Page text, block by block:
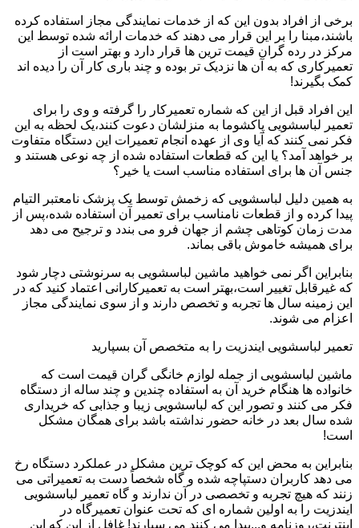
برخی از افراد بدون این که از خدمات نمایندگی مجاز استفاده کرده
باشند،مبنا را بر این قرار می دهند که خدمات ارائه شده توسط این
مرکز در رده گران قیمت ترین ها قرار دارد و بهتر است از
تعمیرکاری که به آن ها نزدیک تر بوده و چند باری کار آن را دیده اند
کمک بگیرند!
این افراد قبل از این که شماره تعمیرکار را گرفته و وی را برای
تعمیر لباسشویی پاکشوما به منزلشان دعوت کنند،یک لحظه به این
فکر نمی کنند که آیا وی از عهده انجام تعمیرات این دستگاه متفاوت
بر خواهد آمد؟ یا این که قطعات استفاده شده از چه نوعی هستند و
جنس آن ها برای استفاده مناسب است یا خیر؟
به همین دلیل لباسشویی که زخمش توسط یک پزشک نامعتبر التیام
پیدا کرده و از قطعات نامناسب برای تعمیر آن استفاده شده،پس از
مدت زمان کوتاهی چشم از جهان فرو می بندد و ترجیح می دهد
برای همیشه خاموش باقی بماند.
بنابراین اگر نمی خواهید ماشین لباسشویی به سرنوشتی دچار شود
که غیرقابل تغییر است،بهتر است به تعمیرکارانی اعتماد کنید که در
این زمینه سال ها تجربه و تخصص دارند و از سوی نمایندگی مجاز
اعزام می شوند.
تعمیر لباسشویی ایندزیت را به متخصص آن بسپارید
ماشین لباسشویی از جمله لوازم خانگی گران قیمت است که
خانواده ها هنگام خرید آن به استفاده چندین و چند ساله از دستگاه
فکر می کنند و تصور این که لباسشویی زیبا و جذابی که خریداری
شده سال بعد در خانه حضور نداشته باشد برای همگان مشکل
است!
بنابراین به محض این که کوچک ترین مشکل در عملکرد دستگاه رخ
می دهد کاربران دستپاچه شده و گاه شخصاً دست به تعمیراتی می
زنند که هیچ تجربه و تخصصی در آن ندارند و گاه تعمیر لباسشویی
ایندزیت را به اولین شماره ای که تحت عنوان تعمیرگاه در
اینترنت،روزنامه و...پیدا می کنند می سپارند! غافل از این که این